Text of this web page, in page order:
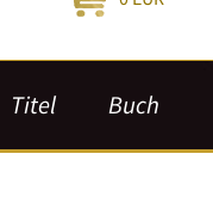
Titel Buch